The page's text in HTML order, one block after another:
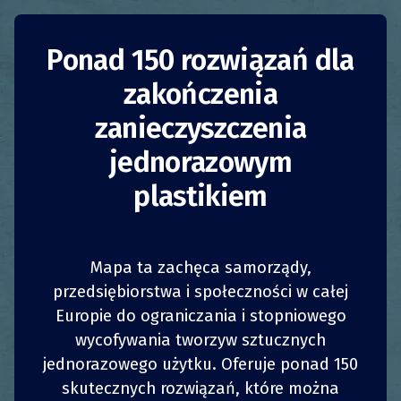
Promowanie
zakupów bez
opakowań
Zmniejszenie zużycia
Niedawno przyjęta ustawa krajowa, nr 141/2019,
która zmienia i uzupełnia dekret nr 111/2019
(„Narodowa ustawa w sprawie klimatu”)
wprowadziła dwa podstawowe środki związane
z ponownym wykorzystaniem tworzyw
sztucznych i opakowań ogólnie:
1 UDOSTĘPNIJ z UDOSTĘPNIJ
4 UDOSTĘPNIJ UDOSTĘPNIJ
Ponad 150 rozwiązań dla
zakończenia
zanieczyszczenia
jednorazowym
plastikiem
Mapa ta zachęca samorządy,
przedsiębiorstwa i społeczności w całej
Europie do ograniczania i stopniowego
wycofywania tworzyw sztucznych
jednorazowego użytku. Oferuje ponad 150
skutecznych rozwiązań, które można
1 UDOSTĘPNIJ z UDOSTĘPNIJ
4 UDOSTĘPNIJ UDOSTĘPNIJ